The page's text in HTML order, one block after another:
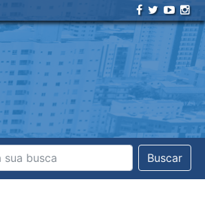
Buscar